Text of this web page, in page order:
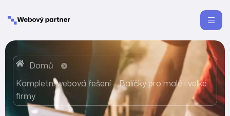
Domů
Kompletní webová řešení – Balíčky pro malé i velké
firmy